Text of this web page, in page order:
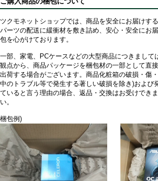
ツクモネットショップでは、商品を安全にお届けす
パーツの配送に緩衝材を敷き詰め、安心・安全にお
包を心がけております。
一部、家電、PCケースなどの大型商品につきまして
観点から、商品パッケージを梱包材の一部として直
出荷する場合がございます。商品化粧箱の破損・傷
中のトラブル等で発生する著しい破損を除き)および
ていると言う理由の場合、返品・交換はお受けでき
い。
梱包例)